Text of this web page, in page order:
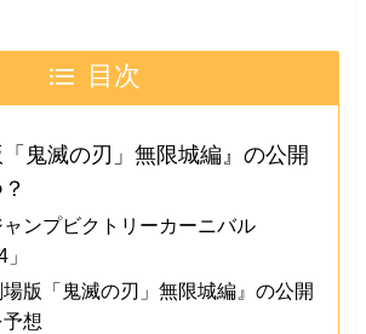
目次
「鬼滅の刃」無限城編』の公開
ャンプビクトリーカーニバル
場版「鬼滅の刃」無限城編』の公開
予想